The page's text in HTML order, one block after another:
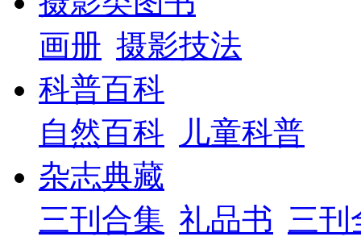
画册 摄影技法
科普百科
自然百科
儿童科普
杂志典藏
三刊合集 礼品书 三刊